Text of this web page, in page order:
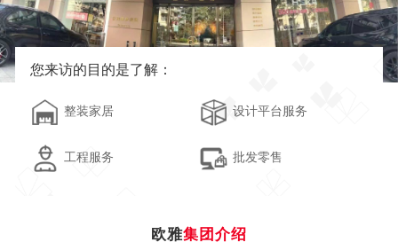
您来访的目的是了解：
整装家居 设计平台服务
工程服务 批发零售
欧雅集团介绍